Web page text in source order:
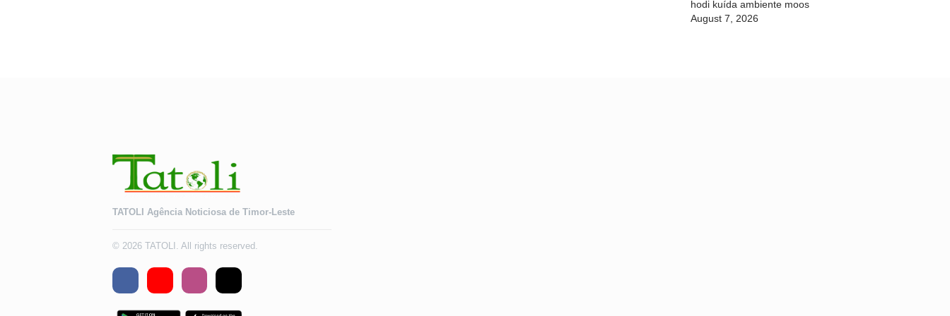
hodi kuída ambiente moos
August 7, 2026
TATOLI Agência Noticiosa de Timor-Leste
© 2026 TATOLI. All rights reserved.